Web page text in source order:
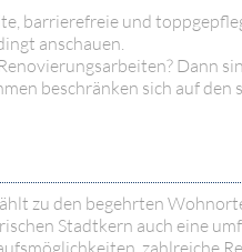
barrierefreie und
anschauen.
Dann
beschränken sich auf
zu den begehrten
Stadtkern auch eine